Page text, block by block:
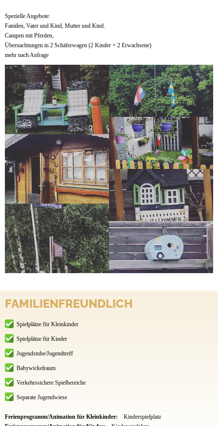
Spezielle Angebote:
Familen, Vater und Kind, Mutter und Kind.
Campen mit Pferden,
Übernachtungen in 2 Schäferwagen (2 Kinder + 2 Erwachsene)
mehr nach Anfrage
FAMILIENFREUNDLICH
Spielplätze für Kleinkinder
Spielplätze für Kinder
Jugendstube/Jugendtreff
Babywickelraum
Verkehrssichere Spielbereiche
Separate Jugendwiese
Ferienprogramm/Animation für Kleinkinder:
Kinderspielplatz